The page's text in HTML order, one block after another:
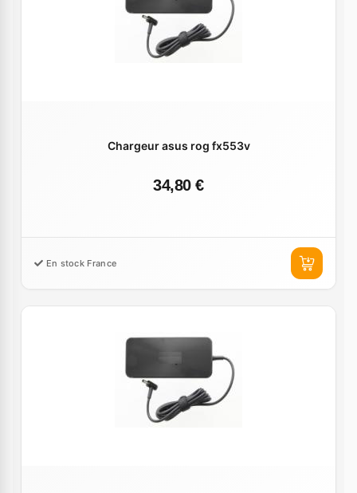
Chargeur asus rog fx553v
34,80 €
En stock France